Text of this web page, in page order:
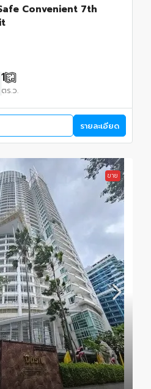
Convenient 7th
1
ตร.ว.
รายละเอียด
ขาย